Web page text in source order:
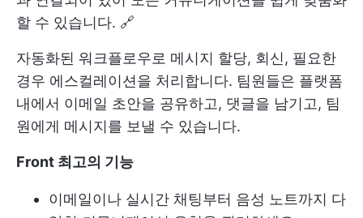
할 수 있습니다. 🔗
자동화된 워크플로우로 메시지 할당, 회신, 필요한
경우 에스컬레이션을 처리합니다. 팀원들은 플랫폼
내에서 이메일 초안을 공유하고, 댓글을 남기고, 팀
원에게 메시지를 보낼 수 있습니다.
Front 최고의 기능
이메일이나 실시간 채팅부터 음성 노트까지 다